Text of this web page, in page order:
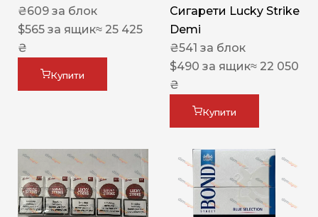
₴609 за блок
$565 за ящик≈ 25 425
₴
Купити
Сигарети Lucky Strike
Demi
₴541 за блок
$490 за ящик≈ 22 050
₴
Купити